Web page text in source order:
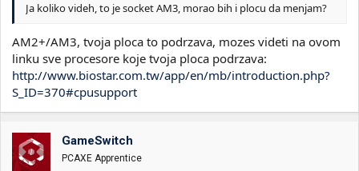
Ja koliko videh, to je socket AM3, morao bih i plocu da menjam?
AM2+/AM3, tvoja ploca to podrzava, mozes videti na ovom
linku sve procesore koje tvoja ploca podrzava:
http://www.biostar.com.tw/app/en/mb/introduction.php?
S_ID=370#cpusupport
GameSwitch
PCAXE Apprentice